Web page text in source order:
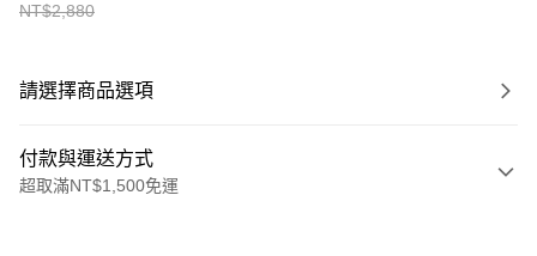
NT$2,880
請選擇商品選項
付款與運送方式
超取滿NT$1,500免運